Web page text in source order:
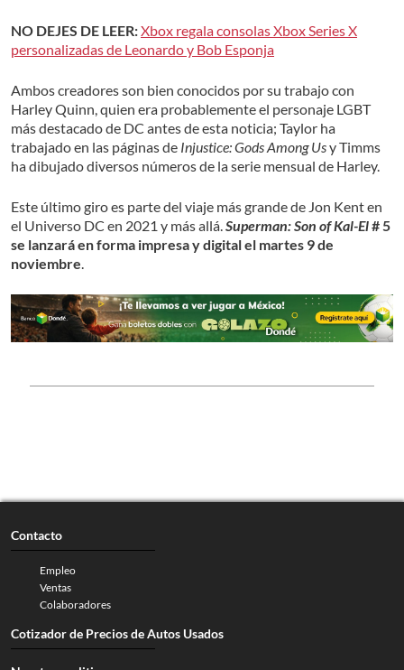
NO DEJES DE LEER:Xbox regala consolas Xbox Series X
personalizadas de Leonardo y Bob Esponja
Ambos creadores son bien conocidos por su trabajo con
Harley Quinn, quien era probablemente el personaje LGBT
más destacado de DC antes de esta noticia; Taylor ha
trabajado en las páginas de Injustice: Gods Among Usy Timms
ha dibujado diversos números de la serie mensual de Harley.
Este último giro es parte del viaje más grande de Jon Kent en
el Universo DC en 2021 y más allá.Superman: Son of Kal-El# 5
se lanzará en forma impresa y digital el martes 9 de
noviembre.
Contacto
Empleo
Ventas
Colaboradores
Cotizador de Precios de Autos Usados